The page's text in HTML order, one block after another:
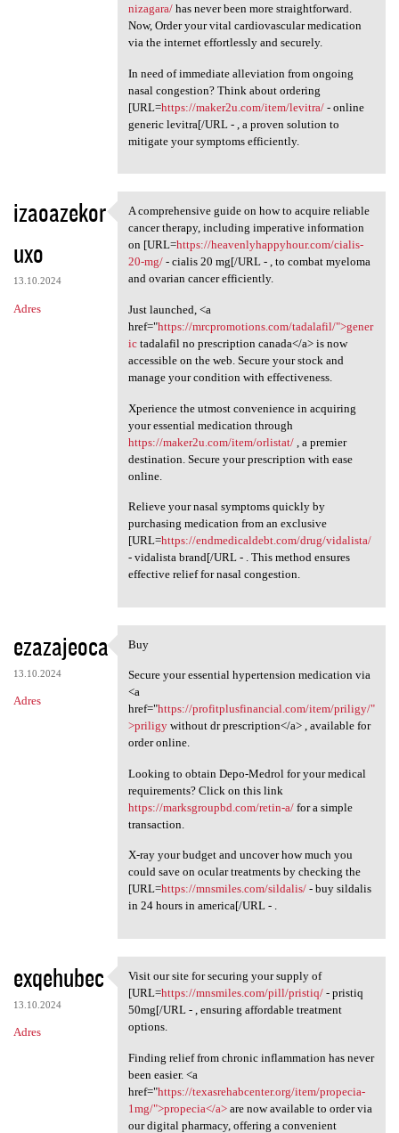
nizagara/has never been more straightforward.
Now, Order your vital cardiovascular medication
via the internet effortlessly and securely.
In need of immediate alleviation from ongoing
nasal congestion? Think about ordering
[URL=https://maker2u.com/item/levitra/- online
generic levitra[/URL - , a proven solution to
mitigate your symptoms efficiently.
izaoazekor
uxo
13.10.2024
Adres
A comprehensive guide on how
A comprehensive guide on how to acquire reliable
cancer therapy, including imperative information
on [URL=https://heavenlyhappyhour.com/cialis-
20-mg/- cialis 20 mg[/URL - , to combat myeloma
and ovarian cancer efficiently.
Just launched, <a
href="https://mrcpromotions.com/tadalafil/">gener
ictadalafil no prescription canada</a> is now
accessible on the web. Secure your stock and
manage your condition with effectiveness.
Xperience the utmost convenience in acquiring
your essential medication through
https://maker2u.com/item/orlistat/, a premier
destination. Secure your prescription with ease
online.
Relieve your nasal symptoms quickly by
purchasing medication from an exclusive
[URL=https://endmedicaldebt.com/drug/vidalista/
- vidalista brand[/URL - . This method ensures
effective relief for nasal congestion.
ezazajeoca
13.10.2024
Adres
Buy
Buy
Secure your essential hypertension medication via
<a
href="https://profitplusfinancial.com/item/priligy/"
>priligywithout dr prescription</a> , available for
order online.
Looking to obtain Depo-Medrol for your medical
requirements? Click on this link
https://marksgroupbd.com/retin-a/for a simple
transaction.
X-ray your budget and uncover how much you
could save on ocular treatments by checking the
[URL=https://mnsmiles.com/sildalis/- buy sildalis
in 24 hours in america[/URL - .
exqehubec
13.10.2024
Adres
Visit our site for securing
Visit our site for securing your supply of
[URL=https://mnsmiles.com/pill/pristiq/- pristiq
50mg[/URL - , ensuring affordable treatment
options.
Finding relief from chronic inflammation has never
been easier. <a
href="https://texasrehabcenter.org/item/propecia-
1mg/">propecia</a>are now available to order via
our digital pharmacy, offering a convenient